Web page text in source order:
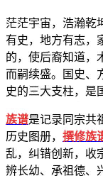
茫茫宇宙，浩瀚乾
有史，地方有志，
的，使后裔知道，
而嗣续盛。国史、
史的三大支柱，是
族谱是记录同宗共
历史图册， 撰修族
乱，纠错创新，收
辨长幼、承祖德、